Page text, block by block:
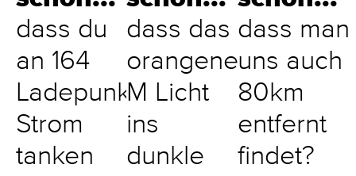
dass du
an 164
Ladepunkten
Strom
tanken
dass das
orangene
M Licht
ins
dunkle
dass man
uns auch
80km
entfernt
findet?